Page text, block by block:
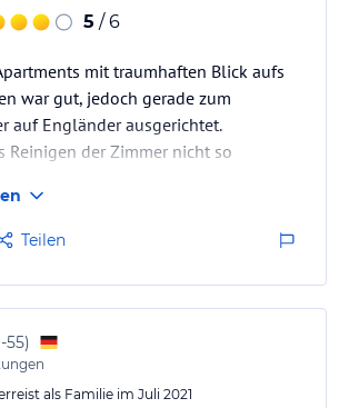
5 / 6
mit traumhaften Blick aufs
war gut, jedoch gerade zum
auf Engländer ausgerichtet.
Reinigen der Zimmer nicht so
Hinweg geht nur bergab, der
anstrengend. Die Animation war
wurde immer was angeboten
Karaoke.
Hotel/die Anlage trotz einiger
weiterempfehlen.
Teilen
55)
als Familie im Juli 2021